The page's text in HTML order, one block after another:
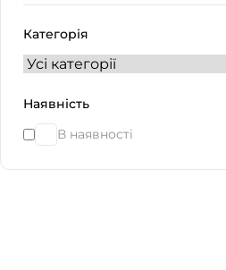
Категорія
Наявність
В наявності